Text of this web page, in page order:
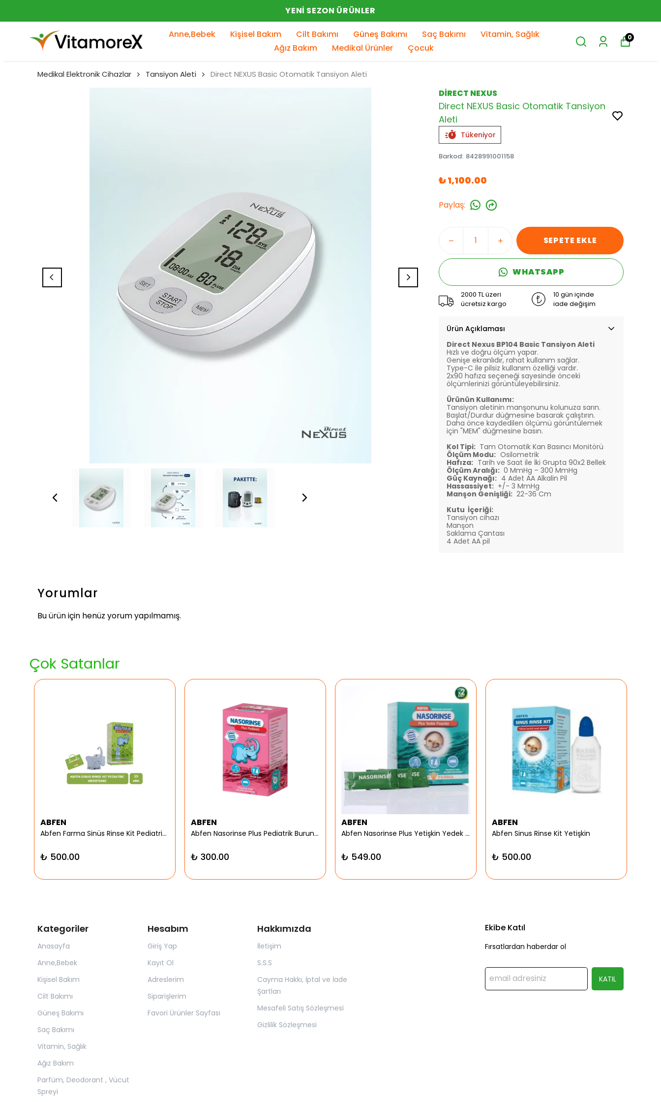
YENI SEZON ÜRÜNLER
Anne,Bebek Kişisel Bakım Cilt Bakımı Güneş Bakımı Saç Bakımı
Vitamin, Sağlık
Ağız Bakım
Medikal Ürünler Çocuk
0
Medikal Elektronik Cihazlar Tansiyon Aleti Direct NEXUS Basic Otomatik Tansiyon Aleti
DİRECT NEXUS
Direct NEXUS Basic Otomatik Tansiyon
Aleti
Tükeniyor
Barkod: 8428991001158
₺ 1,100.00
Paylaş:
SEPETE EKLE
WHATSAPP
2000 TL üzeri
ücretsiz kargo
10 gün içinde
iade değişim
Ürün Açıklaması
Direct Nexus BP104 Basic Tansiyon Aleti
Hızlı ve doğru ölçüm yapar.
Genişe ekranlıdır, rahat kullanım sağlar.
Type-C ile pilsiz kullanım özelliği vardır.
2x90 hafıza seçeneği sayesinde önceki
ölçümlerinizi görüntüleyebilirsiniz.
Ürünün Kullanımı:
Tansiyon aletinin manşonunu kolunuza sarın.
Başlat/Durdur düğmesine basarak çalıştırın.
Daha önce kaydedilen ölçümü görüntülemek
için "MEM" düğmesine basın.
Kol Tipi: Tam Otomatik Kan Basıncı Monitörü
Ölçüm Modu: Osilometrik
Hafıza: Tarih ve Saat ile İki Grupta 90x2 Bellek
Ölçüm Aralığı: 0 MmHg – 300 MmHg
Güç Kaynağı: 4 Adet AA Alkalin Pil
Hassassiyet: +/- 3 MmHg
Manşon Genişliği: 22-36 Cm
Kutu İçeriği:
Tansiyon cihazı
Manşon
Saklama Çantası
4 Adet AA pil
Yorumlar
Bu ürün için henüz yorum yapılmamış.
Çok Satanlar
ABFEN
Abfen Farma Sinüs Rinse Kit Pediatrik Hipertonic
₺ 500.00
ABFEN
Abfen Nasorinse Plus Pediatrik Burun Yıkama Kiti
₺ 300.00
ABFEN
Abfen Nasorinse Plus Yetişkin Yedek Poşet
₺ 549.00
ABFEN
Abfen Sinus Rinse Kit Yetişkin
₺ 500.00
Kategoriler
Anasayfa
Anne,Bebek
Kişisel Bakım
Cilt Bakımı
Güneş Bakımı
Saç Bakımı
Vitamin, Sağlık
Ağız Bakım
Parfüm, Deodorant , Vücut
Spreyi
Hesabım
Giriş Yap
Kayıt Ol
Adreslerim
Siparişlerim
Favori Ürünler Sayfası
Hakkımızda
İletişim
S.S.S
Cayma Hakkı, İptal ve İade
Şartları
Mesafeli Satış Sözleşmesi
Gizlilik Sözleşmesi
Ekibe Katıl
Fırsatlardan haberdar ol
KATIL